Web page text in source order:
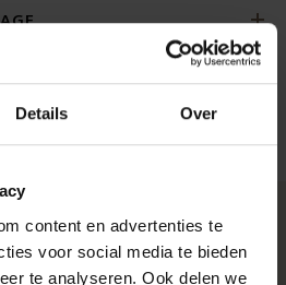
Details Over
content en advertenties te
voor social media te bieden
te analyseren. Ook delen we
BEKEKEN